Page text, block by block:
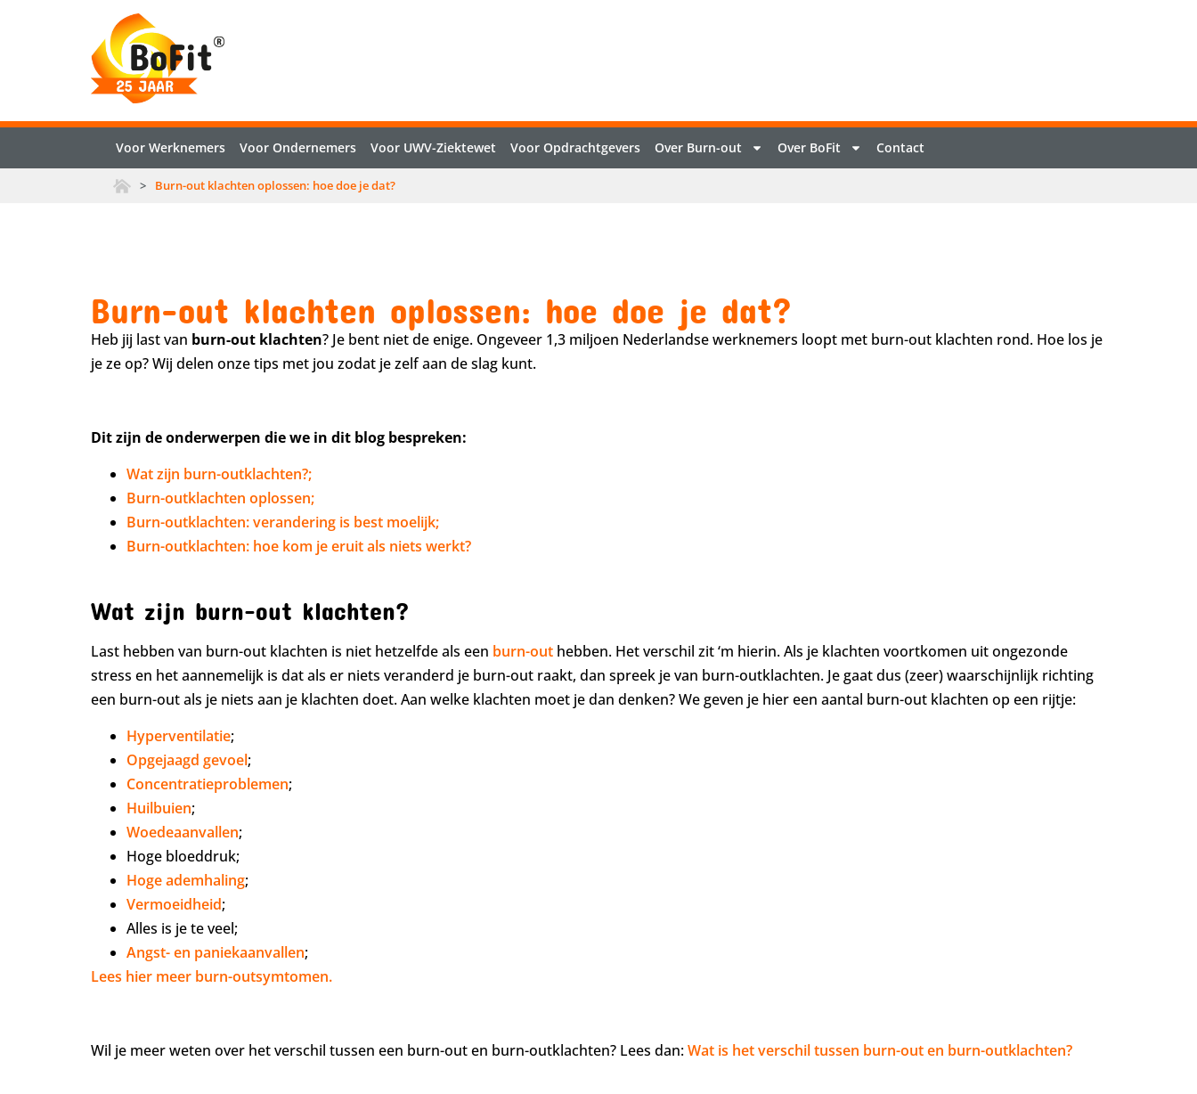
Voor Werknemers Voor Ondernemers Voor UWV-Ziektewet Voor Opdrachtgevers Over Burn-out Over BoFit Contact
> Burn-out klachten oplossen: hoe doe je dat?
Burn-out klachten oplossen: hoe doe je dat?
Heb jij last van burn-out klachten? Je bent niet de enige. Ongeveer 1,3 miljoen Nederlandse werknemers loopt met burn-out klachten rond. Hoe los je
je ze op? Wij delen onze tips met jou zodat je zelf aan de slag kunt.
Dit zijn de onderwerpen die we in dit blog bespreken:
Wat zijn burn-outklachten?;
Burn-outklachten oplossen;
Burn-outklachten: verandering is best moelijk;
Burn-outklachten: hoe kom je eruit als niets werkt?
Wat zijn burn-out klachten?
Last hebben van burn-out klachten is niet hetzelfde als een burn-out hebben. Het verschil zit ‘m hierin. Als je klachten voortkomen uit ongezonde
stress en het aannemelijk is dat als er niets veranderd je burn-out raakt, dan spreek je van burn-outklachten. Je gaat dus (zeer) waarschijnlijk richting
een burn-out als je niets aan je klachten doet. Aan welke klachten moet je dan denken? We geven je hier een aantal burn-out klachten op een rijtje:
Hyperventilatie;
Opgejaagd gevoel;
Concentratieproblemen;
Huilbuien;
Woedeaanvallen;
Hoge bloeddruk;
Hoge ademhaling;
Vermoeidheid;
Alles is je te veel;
Angst- en paniekaanvallen;
Lees hier meer burn-outsymtomen.
Wil je meer weten over het verschil tussen een burn-out en burn-outklachten? Lees dan:Wat is het verschil tussen burn-out en burn-outklachten?